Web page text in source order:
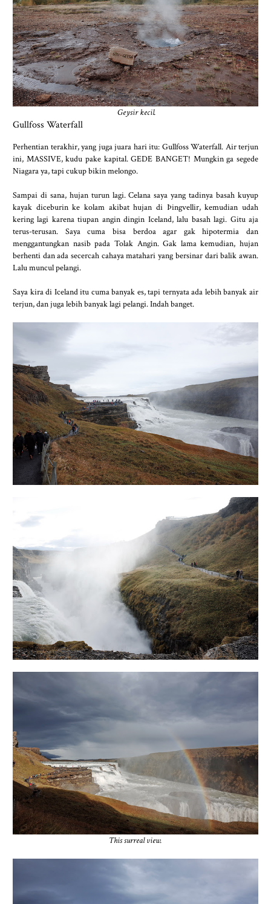
Geysir kecil.
Gullfoss Waterfall
Perhentian terakhir, yang juga juara hari itu: Gullfoss Waterfall. Air terjun
ini, MASSIVE, kudu pake kapital. GEDE BANGET! Mungkin ga segede
Niagara ya, tapi cukup bikin melongo.
Sampai di sana, hujan turun lagi. Celana saya yang tadinya basah kuyup
kayak diceburin ke kolam akibat hujan di Þingvellir, kemudian udah
kering lagi karena tiupan angin dingin Iceland, lalu basah lagi. Gitu aja
terus-terusan. Saya cuma bisa berdoa agar gak hipotermia dan
menggantungkan nasib pada Tolak Angin. Gak lama kemudian, hujan
berhenti dan ada secercah cahaya matahari yang bersinar dari balik awan.
Lalu muncul pelangi.
Saya kira di Iceland itu cuma banyak es, tapi ternyata ada lebih banyak air
terjun, dan juga lebih banyak lagi pelangi. Indah banget.
This surreal view.